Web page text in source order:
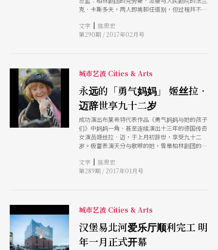
克．卡斯多夫，两人即将卸任道别，但过程并不平
人民剧院的继任者德尔孔，以艺术策展人身分空降
令剧院工作人员质疑，而其言语又冒犯整个城市以
文字 | 陈思宏
第290期 / 2017年02月号
城市艺波 Cities & Arts
永远的「勇气妈妈」 姬丝拉．
迈辞世享九十二岁
成功演出布莱希特代表作品《勇气妈妈与她的孩子
们》中妈妈一角、甚至连续演出十三年的德国传奇
女演员姬丝拉．迈，于上月初辞世，享受九十二
岁。极富表演天分与歌喉的她，曾是柏林剧团的重
特创作的歌曲，高龄九十仍登台亮相，是柏林人鲜
明的剧场记忆。
文字 | 陈思宏
第289期 / 2017年01月号
城市艺波 Cities & Arts
汉堡易北河爱乐厅顺利完工 明
年一月正式开幕